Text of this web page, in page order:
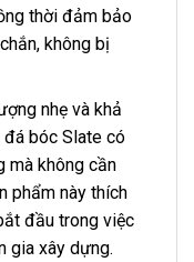
thời đảm bảo
không bị
nhẹ và khả
đá bóc Slate có
mà không cần
phẩm này thích
đầu trong việc
gia xây dựng.